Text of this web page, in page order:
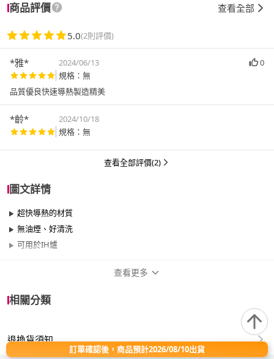
商品評價 查看全部
5.0(2則評價)
*雅* 2024/06/13
0
規格：無
品質優良快速導熱製造精美
*齡*
2024/10/18
規格：無
查看全部評價(2)
圖文詳情
超快導熱的材質
無油煙、好清洗
可用於IH爐
尺寸 21cm~25cm
查看更多
相關分類
退換貨須知
訂單確認後，商品預計2026/08/10出貨